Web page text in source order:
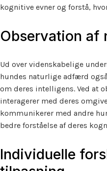
kognitive evner og forstå,
Observation
Ud over videnskabelige
hundes naturlige adfærd
om deres intelligens. Ved at
interagerer med deres
kommunikerer med andre
bedre forståelse af deres
Individuelle